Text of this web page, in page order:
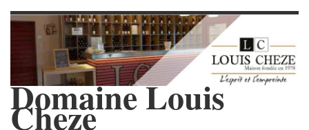
Domaine Louis
Cheze